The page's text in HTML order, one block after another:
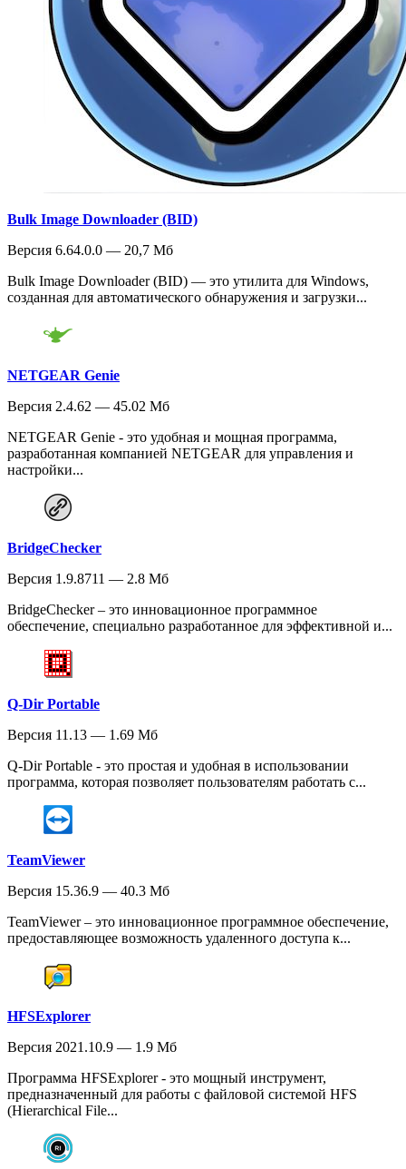
Bulk Image Downloader (BID)
Версия 6.64.0.0 — 20,7 Мб
Bulk Image Downloader (BID) — это утилита для Windows,
созданная для автоматического обнаружения и загрузки...
NETGEAR Genie
Версия 2.4.62 — 45.02 Мб
NETGEAR Genie - это удобная и мощная программа,
разработанная компанией NETGEAR для управления и
настройки...
BridgeChecker
Версия 1.9.8711 — 2.8 Мб
BridgeChecker – это инновационное программное
обеспечение, специально разработанное для эффективной и...
Q-Dir Portable
Версия 11.13 — 1.69 Мб
Q-Dir Portable - это простая и удобная в использовании
программа, которая позволяет пользователям работать с...
TeamViewer
Версия 15.36.9 — 40.3 Мб
TeamViewer – это инновационное программное обеспечение,
предоставляющее возможность удаленного доступа к...
HFSExplorer
Версия 2021.10.9 — 1.9 Мб
Программа HFSExplorer - это мощный инструмент,
предназначенный для работы с файловой системой HFS
(Hierarchical File...